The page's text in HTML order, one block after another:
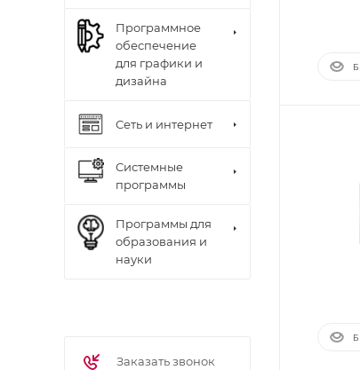
Программное
обеспечение
для графики и
дизайна
Сеть и интернет
Системные
программы
Программы для
образования и
науки
Заказать звонок